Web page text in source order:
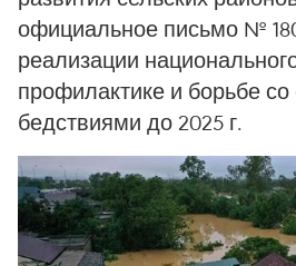
официальное письмо №
реализации
профилактике и борьбе
бедствиями до 2025 г.